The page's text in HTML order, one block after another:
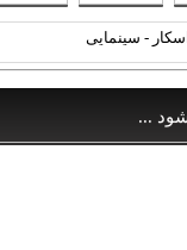
- سینمایی
...